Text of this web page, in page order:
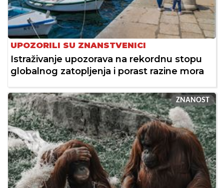
UPOZORILI SU ZNANSTVENICI
Istraživanje upozorava na rekordnu stopu
globalnog zatopljenja i porast razine mora
ZNANOST